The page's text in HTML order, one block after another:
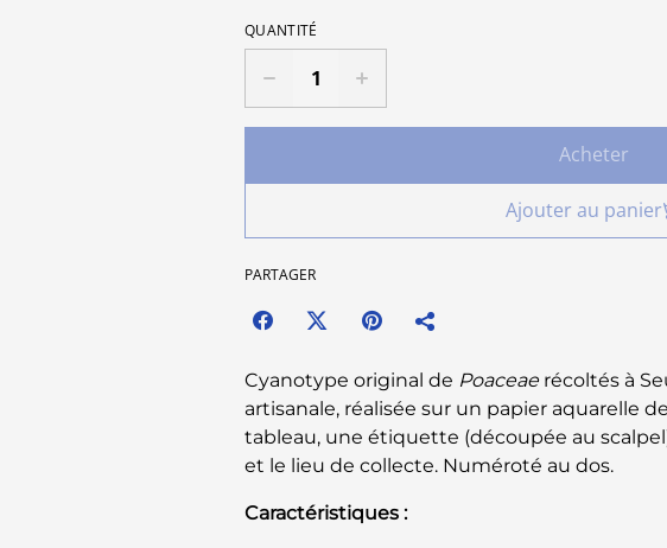
QUANTITÉ
Acheter
Ajouter au panier
PARTAGER
Cyanotype original de Poaceaerécoltés à
artisanale, réalisée sur un papier aquarelle
tableau, une étiquette (découpée au
et le lieu de collecte. Numéroté au dos.
Caractéristiques :